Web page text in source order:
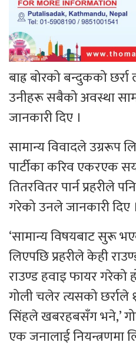
बाह्र बोरको बन्दुकको
उनीहरू सबैको अवस्था
जानकारी दिए ।
सामान्य विवादले उग्ररूप
पार्टीका करिव एकरएक
तितरवितर पार्न प्रहरीले
गरेको उनले जानकारी दिए ।
‘सामान्य विषयबाट सुरू
लिएपछि प्रहरीले केही
राउण्ड हवाइ फायर गरेको
गोली चलेर त्यसको
सिंहले खबरहबसँग भने,’
एक जनालाई नियन्त्रणमा